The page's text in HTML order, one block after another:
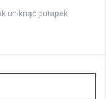
uniknąć pułapek